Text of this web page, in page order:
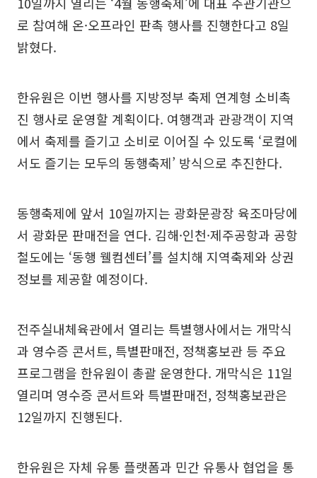
로 참여해 온·오프라인 판촉 행사를 진행한다고 8일
밝혔다.
한유원은 이번 행사를 지방정부 축제 연계형 소비촉
진 행사로 운영할 계획이다. 여행객과 관광객이 지역
에서 축제를 즐기고 소비로 이어질 수 있도록 ‘로컬에
서도 즐기는 모두의 동행축제’ 방식으로 추진한다.
동행축제에 앞서 10일까지는 광화문광장 육조마당에
서 광화문 판매전을 연다. 김해·인천·제주공항과 공항
철도에는 ‘동행 웰컴센터’를 설치해 지역축제와 상권
정보를 제공할 예정이다.
전주실내체육관에서 열리는 특별행사에서는 개막식
과 영수증 콘서트, 특별판매전, 정책홍보관 등 주요
프로그램을 한유원이 총괄 운영한다. 개막식은 11일
열리며 영수증 콘서트와 특별판매전, 정책홍보관은
12일까지 진행된다.
한유원은 자체 유통 플랫폼과 민간 유통사 협업을 통